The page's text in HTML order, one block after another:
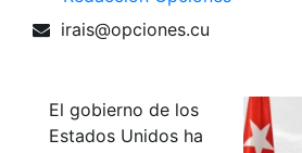
irais@opciones.cu
El gobierno de los
Estados Unidos ha